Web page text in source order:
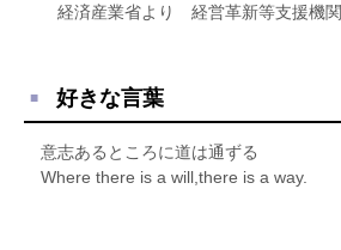
経済産業省より 経営革新等支援機
好きな言葉
意志あるところに道は通ずる
Where there is a will,there is a way.